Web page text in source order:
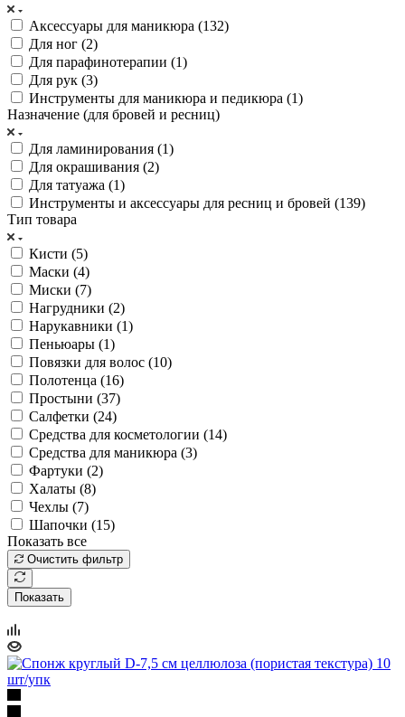
Аксессуары для маникюра (132)
Для ног (2)
Для парафинотерапии (1)
Для рук (3)
Инструменты для маникюра и педикюра (1)
Назначение (для бровей и ресниц)
Для ламинирования (1)
Для окрашивания (2)
Для татуажа (1)
Инструменты и аксессуары для ресниц и бровей (139)
Тип товара
Кисти (5)
Маски (4)
Миски (7)
Нагрудники (2)
Нарукавники (1)
Пеньюары (1)
Повязки для волос (10)
Полотенца (16)
Простыни (37)
Салфетки (24)
Средства для косметологии (14)
Средства для маникюра (3)
Фартуки (2)
Халаты (8)
Чехлы (7)
Шапочки (15)
Показать все
Очистить фильтр
Показать